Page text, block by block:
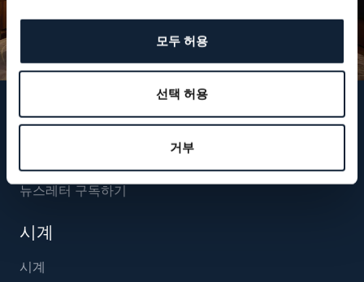
모두 허용
선택 허용
거부
브레게 팔로우하기
뉴스레터 구독하기
시계
시계